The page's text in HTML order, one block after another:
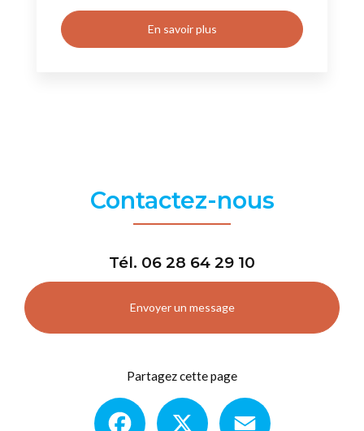
En savoir plus
Contactez-nous
Tél. 06 28 64 29 10
Envoyer un message
Partagez cette page
Facebook